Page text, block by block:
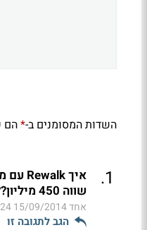
השדות המסומנים ב-*הם
1
.
שווה 450 מיליון??? (ל"ת)
אחד15/09/2014 19:24
הגב לתגובה זו